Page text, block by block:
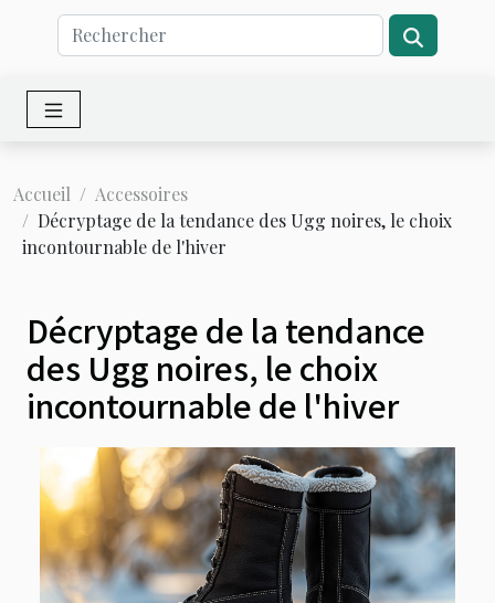
Accueil
Accessoires
Décryptage de la tendance des Ugg noires, le choix
incontournable de l'hiver
Décryptage de la tendance
des Ugg noires, le choix
incontournable de l'hiver